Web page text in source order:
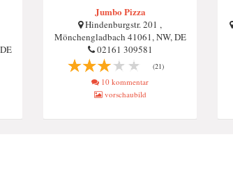
Jumbo Pizza
Hindenburgstr. 201 ,
Mönchengladbach 41061, NW, DE
02161 309581
(21)
10 kommentar
vorschaubild